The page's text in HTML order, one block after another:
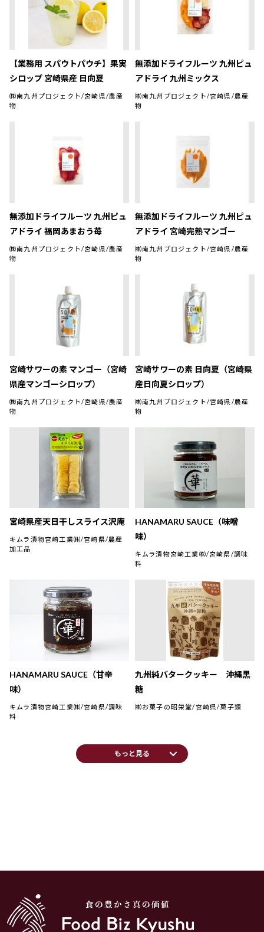
【業務用 スパウトパウチ】果実
シロップ 宮崎県産 日向夏
㈱南九州プロジェクト/宮崎県/農産
物
無添加ドライフルーツ 九州ピュ
アドライ 九州ミックス
㈱南九州プロジェクト/宮崎県/農産
物
無添加ドライフルーツ 九州ピュ
アドライ 福岡あまおう苺
㈱南九州プロジェクト/宮崎県/農産
物
無添加ドライフルーツ 九州ピュ
アドライ 宮崎完熟マンゴー
㈱南九州プロジェクト/宮崎県/農産
物
宮崎サワーの素 マンゴー（宮崎
県産マンゴーシロップ）
㈱南九州プロジェクト/宮崎県/農産
物
宮崎サワーの素 日向夏（宮崎県
産日向夏シロップ）
㈱南九州プロジェクト/宮崎県/農産
物
宮崎県産天日干しスライス沢庵
キムラ漬物宮崎工業㈱/宮崎県/農産
加工品
HANAMARU SAUCE（味噌
味）
キムラ漬物宮崎工業㈱/宮崎県/調味
料
HANAMARU SAUCE（甘辛
味）
キムラ漬物宮崎工業㈱/宮崎県/調味
料
九州純バタークッキー 沖縄黒
糖
㈱お菓子の昭栄堂/宮崎県/菓子類
もっと見る keyboard_arrow_down